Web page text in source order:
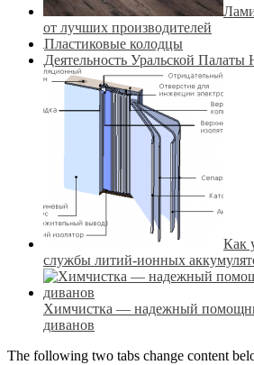
от лучших производителей
Пластиковые колодцы
Деятельность Уральской
Как
службы литий-ионных
Химчистка — надежный
диванов
The following two tabs change content